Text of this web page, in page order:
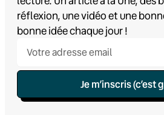
réflexion, une vidéo et une
bonne idée chaque jour !
Je m’inscris (c’est